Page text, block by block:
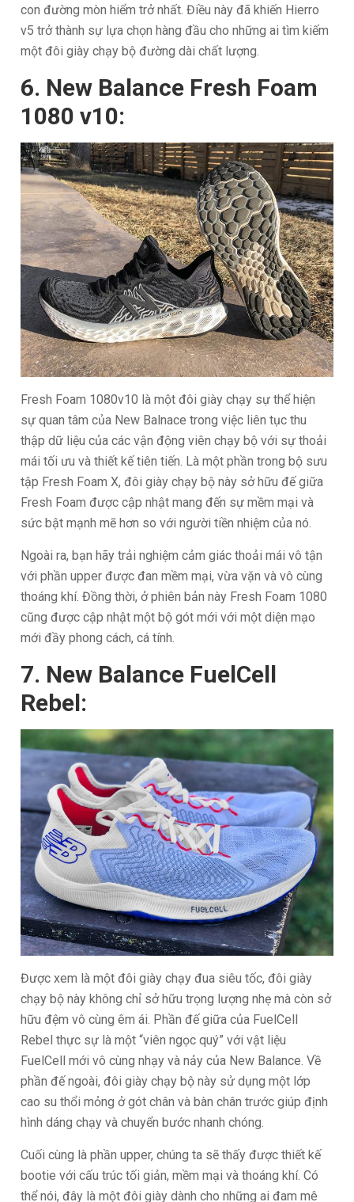
con đường mòn hiểm trở nhất. Điều này đã khiến Hierro
v5 trở thành sự lựa chọn hàng đầu cho những ai tìm kiếm
một đôi giày chạy bộ đường dài chất lượng.
6. New Balance Fresh Foam
1080 v10:
Fresh Foam 1080v10 là một đôi giày chạy sự thể hiện
sự quan tâm của New Balnace trong việc liên tục thu
thập dữ liệu của các vận động viên chạy bộ với sự thoải
mái tối ưu và thiết kế tiên tiến. Là một phần trong bộ sưu
tập Fresh Foam X, đôi giày chạy bộ này sở hữu đế giữa
Fresh Foam được cập nhật mang đến sự mềm mại và
sức bật mạnh mẽ hơn so với người tiền nhiệm của nó.
Ngoài ra, bạn hãy trải nghiệm cảm giác thoải mái vô tận
với phần upper được đan mềm mại, vừa vặn và vô cùng
thoáng khí. Đồng thời, ở phiên bản này Fresh Foam 1080
cũng được cập nhật một bộ gót mới với một diện mạo
mới đầy phong cách, cá tính.
7. New Balance FuelCell
Rebel:
Được xem là một đôi giày chạy đua siêu tốc, đôi giày
chạy bộ này không chỉ sở hữu trọng lượng nhẹ mà còn sở
hữu đệm vô cùng êm ái. Phần đế giữa của FuelCell
Rebel thực sự là một “viên ngọc quý” với vật liệu
FuelCell mới vô cùng nhạy và nảy của New Balance. Về
phần đế ngoài, đôi giày chạy bộ này sử dụng một lớp
cao su thổi mỏng ở gót chân và bàn chân trước giúp định
hình dáng chạy và chuyển bước nhanh chóng.
Cuối cùng là phần upper, chúng ta sẽ thấy được thiết kế
bootie với cấu trúc tối giản, mềm mại và thoáng khí. Có
thể nói, đây là một đôi giày dành cho những ai đam mê